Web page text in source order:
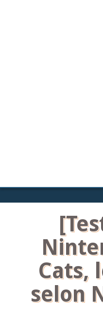
Cats,
selon